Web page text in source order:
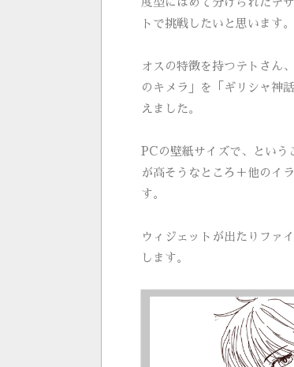
トで挑戦したいと思います。
オスの特徴を持つテトさん
のキメラ」を「ギリシャ神
えました。
PCの壁紙サイズで、とい
が高そうなところ＋他のイ
す。
ウィジェットが出たりファ
します。